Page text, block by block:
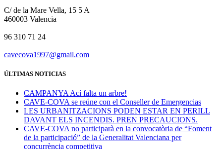
C/ de la Mare Vella, 15 5 A
460003 Valencia
96 310 71 24
cavecova1997@gmail.com
ÚLTIMAS NOTICIAS
CAMPANYA Ací falta un arbre!
CAVE-COVA se reúne con el Conseller de Emergencias
LES URBANITZACIONS PODEN ESTAR EN PERILL
DAVANT ELS INCENDIS. PREN PRECAUCIONS.
CAVE-COVA no participarà en la convocatòria de “Foment
de la participació” de la Generalitat Valenciana per
concurrència competitiva